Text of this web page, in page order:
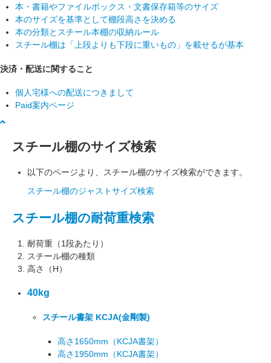
本・書籍やファイルボックス・文書保存箱等のサイズ
本のサイズを基準として棚段高さを決める
本の分類とスチール本棚の収納ルール
スチール棚は「上段よりも下段に重いもの」を載せるが基本
決済・配送に関すること
個人宅様への配送につきまして
Paid案内ページ
スチール棚のサイズ検索
以下のページより、スチール棚のサイズ検索ができます。
スチール棚のジャストサイズ検索
スチール棚の耐荷重検索
耐荷重（1段あたり）
スチール棚の種類
高さ（H）
40kg
スチール書架 KCJA(金剛製)
高さ1650mm （KCJA書架）
高さ1950mm （KCJA書架）